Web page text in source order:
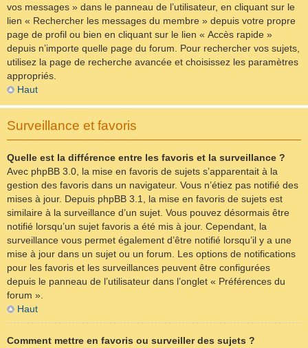
vos messages » dans le panneau de l’utilisateur, en cliquant sur le
lien « Rechercher les messages du membre » depuis votre propre
page de profil ou bien en cliquant sur le lien « Accès rapide »
depuis n’importe quelle page du forum. Pour rechercher vos sujets,
utilisez la page de recherche avancée et choisissez les paramètres
appropriés.
Haut
Surveillance et favoris
Quelle est la différence entre les favoris et la surveillance ?
Avec phpBB 3.0, la mise en favoris de sujets s’apparentait à la
gestion des favoris dans un navigateur. Vous n’étiez pas notifié des
mises à jour. Depuis phpBB 3.1, la mise en favoris de sujets est
similaire à la surveillance d’un sujet. Vous pouvez désormais être
notifié lorsqu’un sujet favoris a été mis à jour. Cependant, la
surveillance vous permet également d’être notifié lorsqu’il y a une
mise à jour dans un sujet ou un forum. Les options de notifications
pour les favoris et les surveillances peuvent être configurées
depuis le panneau de l’utilisateur dans l’onglet « Préférences du
forum ».
Haut
Comment mettre en favoris ou surveiller des sujets ?